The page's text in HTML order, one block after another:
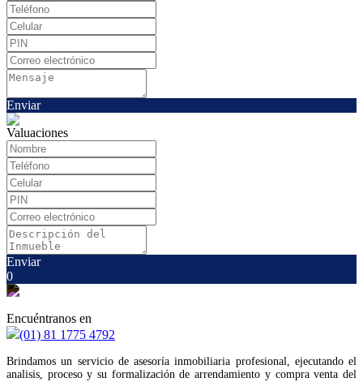
Enviar
Valuaciones
Enviar
0
Encuéntranos en
(01) 81 1775 4792
Brindamos un servicio de asesoría inmobiliaria profesional, ejecutando el
analisis, proceso y su formalización de arrendamiento y compra venta del